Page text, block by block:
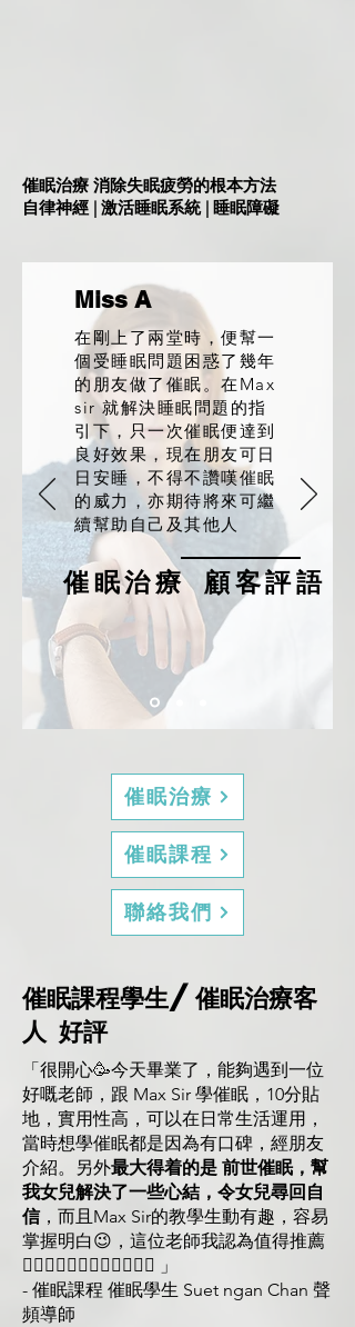
催眠治療 消除失眠疲勞的根本方法
自律神經 | 激活睡眠系統 | 睡眠障礙
Miss A
在剛上了兩堂時，便幫一
個受睡眠問題困惑了幾年
的朋友做了催眠。在Max
sir 就解決睡眠問題的指
引下，只一次催眠便達到
良好效果，現在朋友可日
日安睡，不得不讚嘆催眠
的威力，亦期待將來可繼
續幫助自己及其他人
催眠治療 顧客評語
催眠治療
催眠課程
聯絡我們
催眠課程學生/催眠治療客
人 好評
「很開心🥳今天畢業了，能夠遇到一位
好嘅老師，跟 Max Sir 學催眠，10分貼
地，實用性高，可以在日常生活運用，
當時想學催眠都是因為有口碑，經朋友
介紹。另外最大得着的是 前世催眠，幫
我女兒解決了一些心結，令女兒尋回自
信，而且Max Sir的教學生動有趣，容易
掌握明白😉，這位老師我認為值得推薦
👍🏻👍🏻👍🏻👍🏻👍🏻👍🏻 」
- 催眠課程 催眠學生 Suet ngan Chan 聲
頻導師